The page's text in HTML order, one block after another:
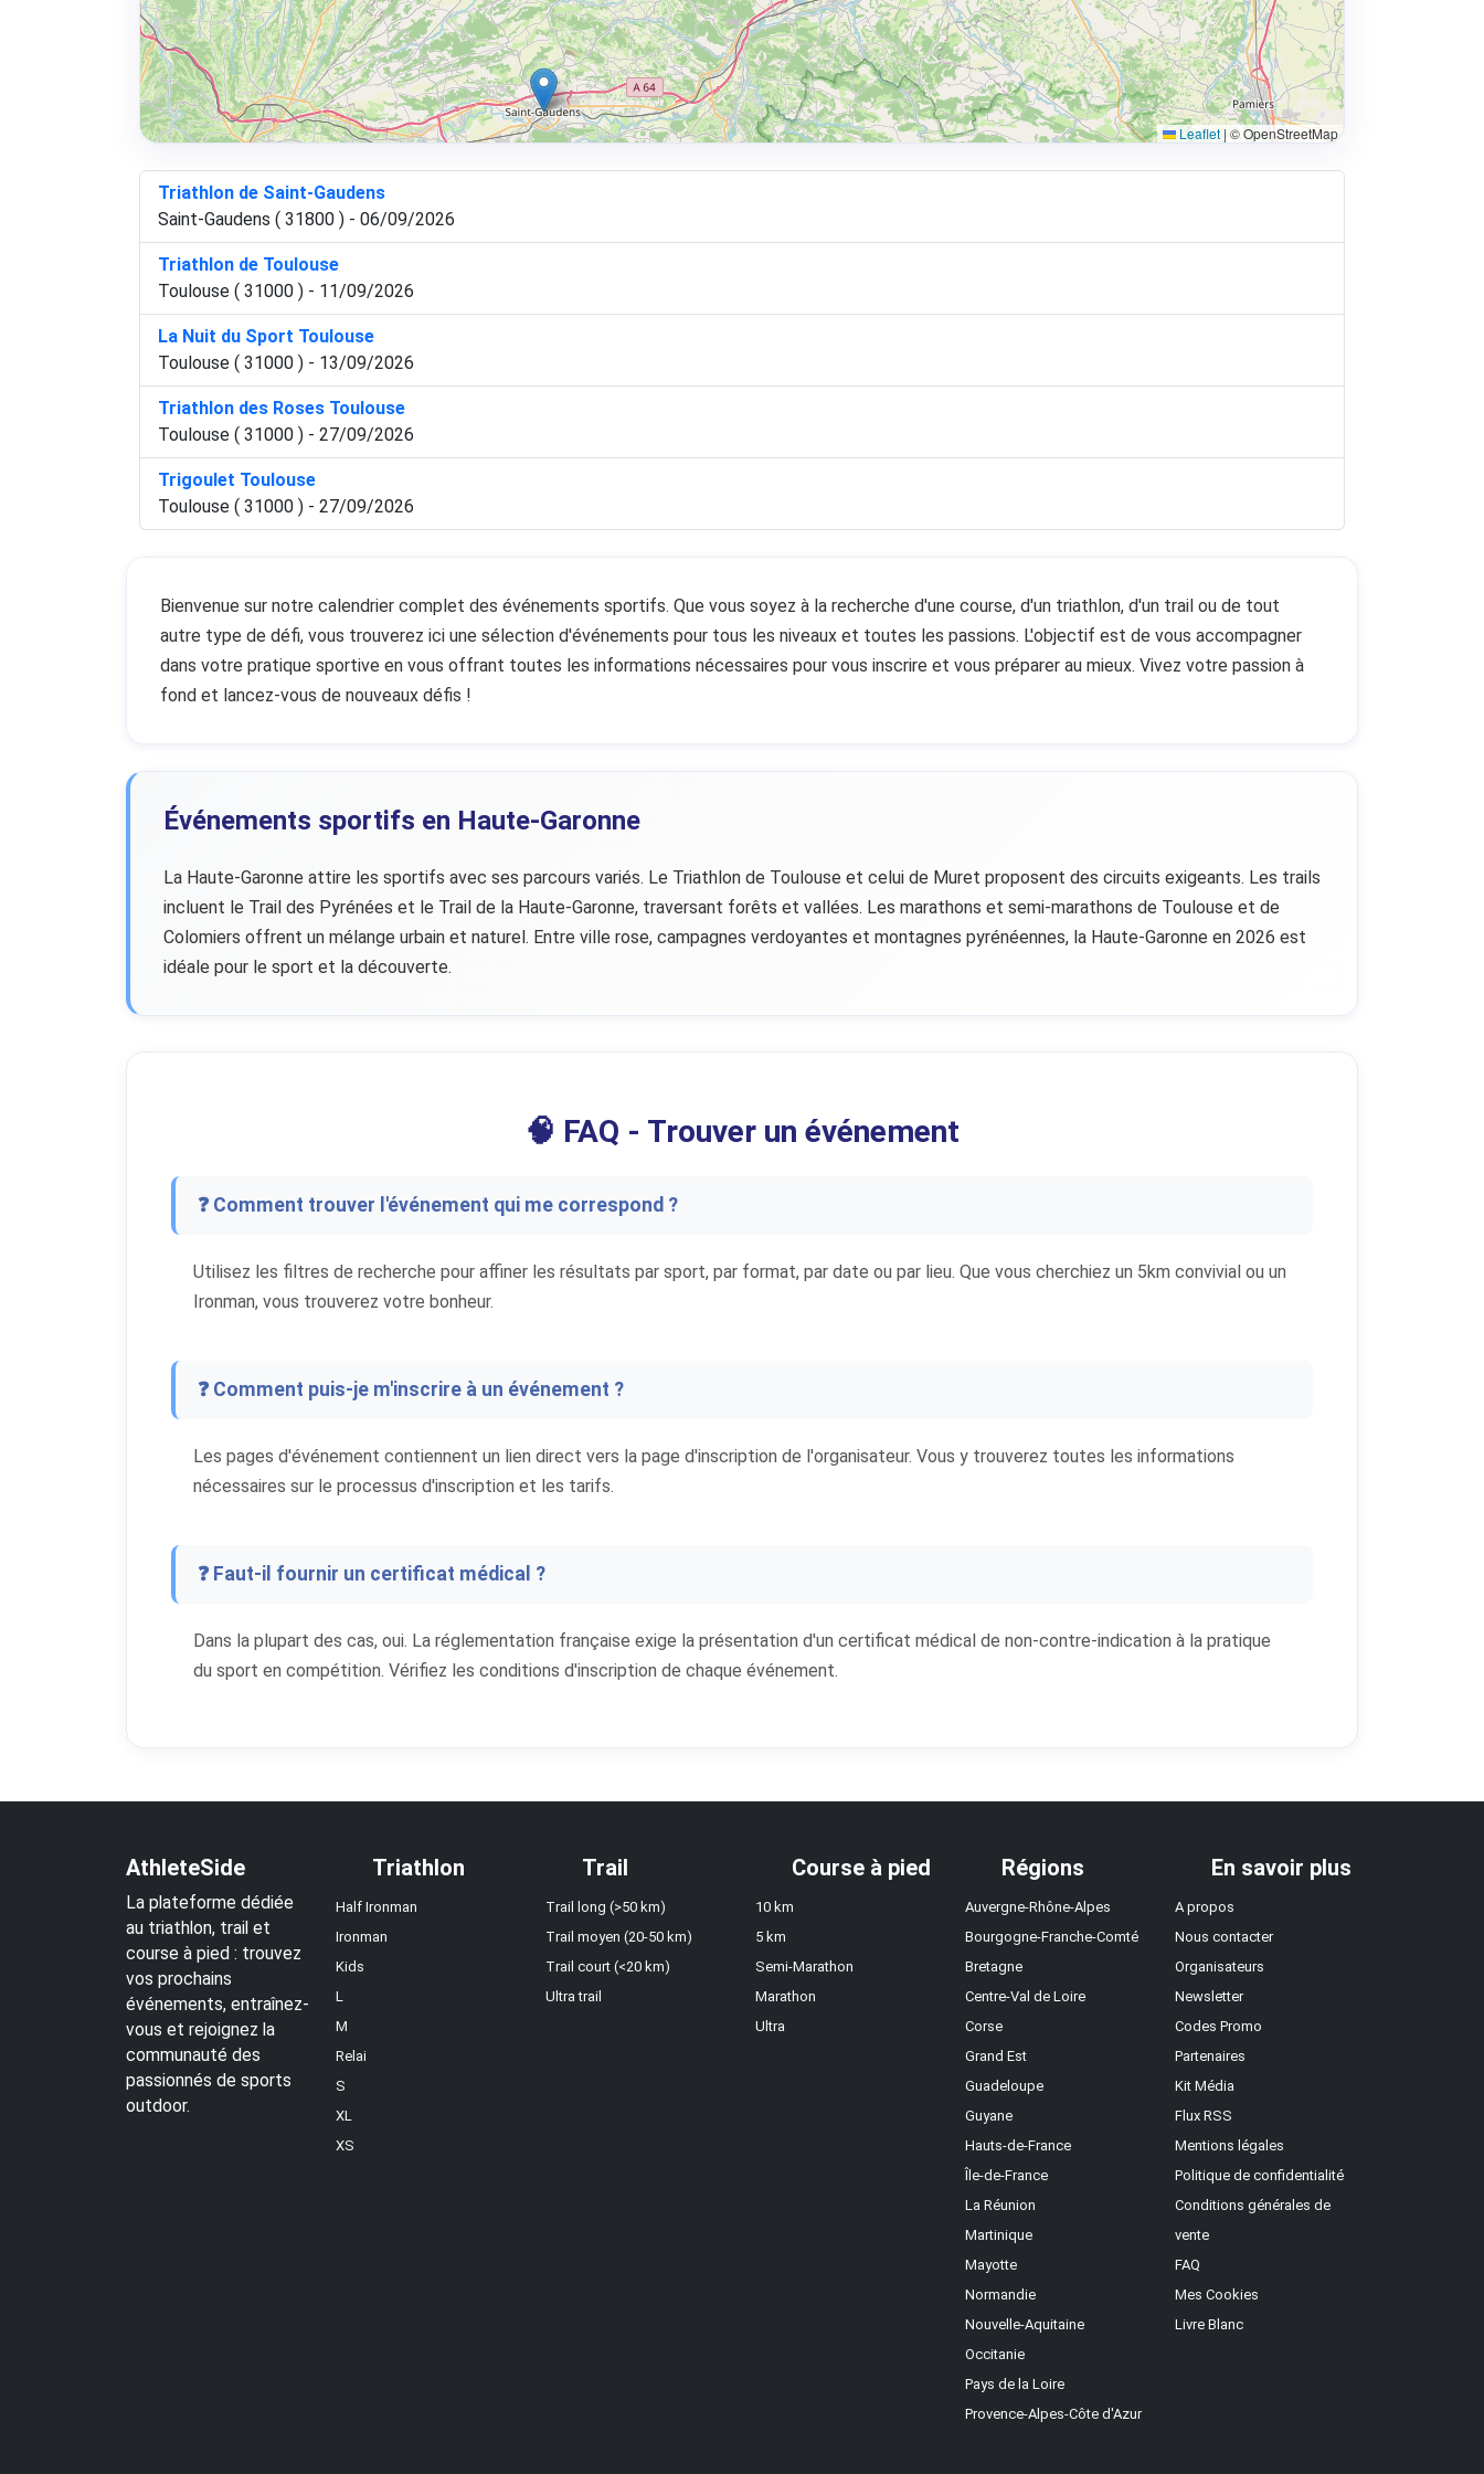
Leaflet | © OpenStreetMap
Triathlon de Saint-Gaudens
Saint-Gaudens ( 31800 ) - 06/09/2026
Triathlon de Toulouse
Toulouse ( 31000 ) - 11/09/2026
La Nuit du Sport Toulouse
Toulouse ( 31000 ) - 13/09/2026
Triathlon des Roses Toulouse
Toulouse ( 31000 ) - 27/09/2026
Trigoulet Toulouse
Toulouse ( 31000 ) - 27/09/2026
Bienvenue sur notre calendrier complet des événements sportifs. Que vous soyez à la recherche d'une course, d'un triathlon, d'un trail ou de tout
autre type de défi, vous trouverez ici une sélection d'événements pour tous les niveaux et toutes les passions. L'objectif est de vous accompagner
dans votre pratique sportive en vous offrant toutes les informations nécessaires pour vous inscrire et vous préparer au mieux. Vivez votre passion à
fond et lancez-vous de nouveaux défis !
Événements sportifs en Haute-Garonne
La Haute-Garonne attire les sportifs avec ses parcours variés. Le Triathlon de Toulouse et celui de Muret proposent des circuits exigeants. Les trails
incluent le Trail des Pyrénées et le Trail de la Haute-Garonne, traversant forêts et vallées. Les marathons et semi-marathons de Toulouse et de
Colomiers offrent un mélange urbain et naturel. Entre ville rose, campagnes verdoyantes et montagnes pyrénéennes, la Haute-Garonne en 2026 est
idéale pour le sport et la découverte.
🧠 FAQ - Trouver un événement
❓ Comment trouver l'événement qui me correspond ?
Utilisez les filtres de recherche pour affiner les résultats par sport, par format, par date ou par lieu. Que vous cherchiez un 5km convivial ou un
Ironman, vous trouverez votre bonheur.
❓ Comment puis-je m'inscrire à un événement ?
Les pages d'événement contiennent un lien direct vers la page d'inscription de l'organisateur. Vous y trouverez toutes les informations
nécessaires sur le processus d'inscription et les tarifs.
❓ Faut-il fournir un certificat médical ?
Dans la plupart des cas, oui. La réglementation française exige la présentation d'un certificat médical de non-contre-indication à la pratique
du sport en compétition. Vérifiez les conditions d'inscription de chaque événement.
AthleteSide
La plateforme dédiée
au triathlon, trail et
course à pied : trouvez
vos prochains
événements, entraînez-
vous et rejoignez la
communauté des
passionnés de sports
outdoor.
Triathlon
Half Ironman
Ironman
Kids
L
M
Relai
S
XL
XS
Trail
Trail long (>50 km)
Trail moyen (20-50 km)
Trail court (<20 km)
Ultra trail
Course à pied
10 km
5 km
Semi-Marathon
Marathon
Ultra
Régions
Auvergne-Rhône-Alpes
Bourgogne-Franche-Comté
Bretagne
Centre-Val de Loire
Corse
Grand Est
Guadeloupe
Guyane
Hauts-de-France
Île-de-France
La Réunion
Martinique
Mayotte
Normandie
Nouvelle-Aquitaine
Occitanie
Pays de la Loire
Provence-Alpes-Côte d'Azur
En savoir plus
A propos
Nous contacter
Organisateurs
Newsletter
Codes Promo
Partenaires
Kit Média
Flux RSS
Mentions légales
Politique de confidentialité
Conditions générales de
vente
FAQ
Mes Cookies
Livre Blanc